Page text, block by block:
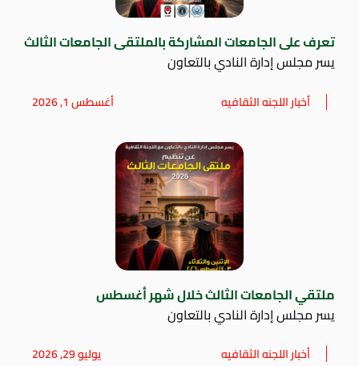
تعرف على الجامعات المشاركة بالملتقى الجامعات الثالث
يسر مجلس إدارة النادي بالتعاون
أخبار اللجنه الثقافيه أغسطس 1, 2026
ملتقي الجامعات الثالث خلال شهر أغسطس
يسر مجلس إدارة النادي بالتعاون
أخبار اللجنه الثقافيه يوليو 29, 2026